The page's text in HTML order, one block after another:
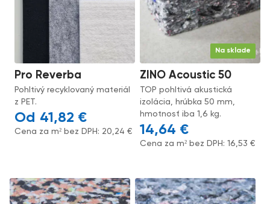
Pro Reverba
Pohltivý recyklovaný materiál
z PET.
41,82 €
Cena za m² bez DPH: 20,24€
Na sklade
ZINO Acoustic 50
TOP pohltivá akustická
izolácia, hrúbka 50 mm,
hmotnosť iba 1,6 kg.
14,64 €
Cena za m² bez DPH:16,53€